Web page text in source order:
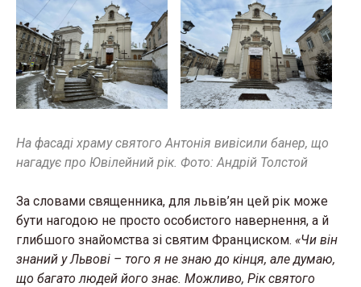
На фасаді храму святого Антонія вивісили банер, що
нагадує про Ювілейний рік. Фото: Андрій Толстой
За словами священника, для львів’ян цей рік може
бути нагодою не просто особистого навернення, а й
глибшого знайомства зі святим Франциском. «Чи він
знаний у Львові – того я не знаю до кінця, але думаю,
що багато людей його знає. Можливо, Рік святого